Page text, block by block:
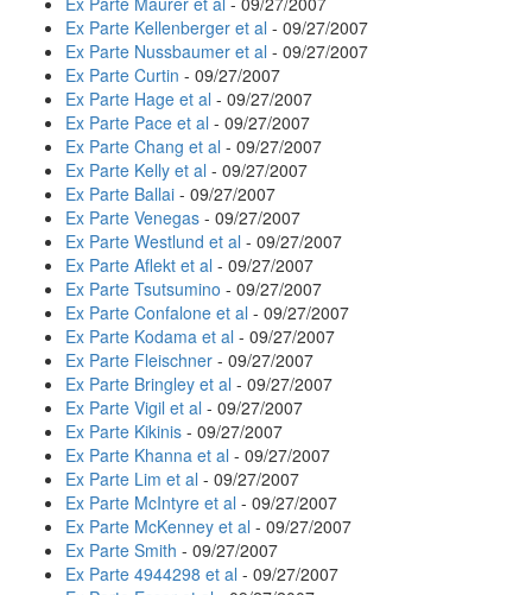
Ex Parte Kellenberger et al - 09/27/2007
Ex Parte Nussbaumer et al - 09/27/2007
Ex Parte Curtin - 09/27/2007
Ex Parte Hage et al - 09/27/2007
Ex Parte Pace et al - 09/27/2007
Ex Parte Chang et al - 09/27/2007
Ex Parte Kelly et al - 09/27/2007
Ex Parte Ballai - 09/27/2007
Ex Parte Venegas - 09/27/2007
Ex Parte Westlund et al - 09/27/2007
Ex Parte Aflekt et al - 09/27/2007
Ex Parte Tsutsumino - 09/27/2007
Ex Parte Confalone et al - 09/27/2007
Ex Parte Kodama et al - 09/27/2007
Ex Parte Fleischner - 09/27/2007
Ex Parte Bringley et al - 09/27/2007
Ex Parte Vigil et al - 09/27/2007
Ex Parte Kikinis - 09/27/2007
Ex Parte Khanna et al - 09/27/2007
Ex Parte Lim et al - 09/27/2007
Ex Parte McIntyre et al - 09/27/2007
Ex Parte McKenney et al - 09/27/2007
Ex Parte Smith - 09/27/2007
Ex Parte 4944298 et al - 09/27/2007